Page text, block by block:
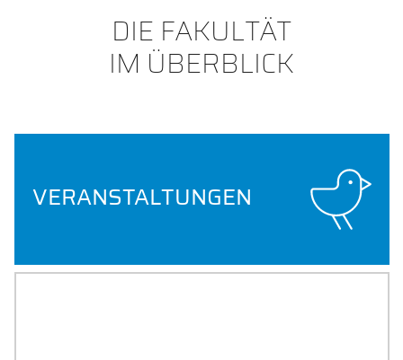
DIE FAKULTÄT
IM ÜBERBLICK
VERANSTALTUNGEN